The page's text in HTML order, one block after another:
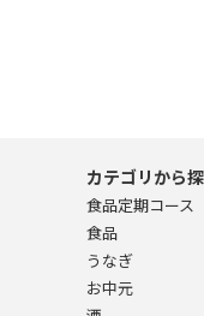
カテゴリから
食品定期コース
食品
うなぎ
お中元